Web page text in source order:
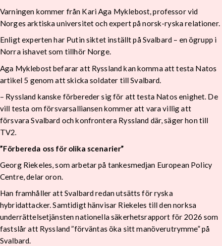
Varningen kommer från Kari Aga Myklebost, professor vid
Norges arktiska universitet och expert på norsk-ryska relationer.
Enligt experten har Putin siktet inställt på Svalbard – en ögrupp i
Norra ishavet som tillhör Norge.
Aga Myklebost befarar att Ryssland kan komma att testa Natos
artikel 5 genom att skicka soldater till Svalbard.
– Ryssland kanske förbereder sig för att testa Natos enighet. De
vill testa om försvarsalliansen kommer att vara villig att
försvara Svalbard och konfrontera Ryssland där, säger hon till
TV2.
”Förbereda oss för olika scenarier”
Georg Riekeles, som arbetar på tankesmedjan European Policy
Centre, delar oron.
Han framhåller att Svalbard redan utsätts för ryska
hybridattacker. Samtidigt hänvisar Riekeles till den norksa
underrättelsetjänsten nationella säkerhetsrapport för 2026 som
fastslår att Ryssland ”förväntas öka sitt manöverutrymme” på
Svalbard.